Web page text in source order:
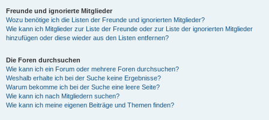
Freunde und ignorierte Mitglieder
Wozu benötige ich die Listen der Freunde und ignorierten Mitglieder?
Wie kann ich Mitglieder zur Liste der Freunde oder zur Liste der ignorierten Mitglieder
hinzufügen oder diese wieder aus den Listen entfernen?
Die Foren durchsuchen
Wie kann ich ein Forum oder mehrere Foren durchsuchen?
Weshalb erhalte ich bei der Suche keine Ergebnisse?
Warum bekomme ich bei der Suche eine leere Seite?
Wie kann ich nach Mitgliedern suchen?
Wie kann ich meine eigenen Beiträge und Themen finden?